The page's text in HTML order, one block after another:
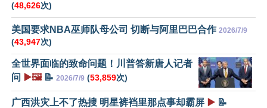
(48,626次)
美国要求NBA巫师队母公司 切断与阿里巴巴合作 2026/7/9
(43,947次)
全世界面临的致命问题！川普答新唐人记者
问
▶️🖼️📝 2026/7/9 (53,859次)
广西洪灾上不了热搜 明星裤裆里那点事却霸屏 ▶️ 📝